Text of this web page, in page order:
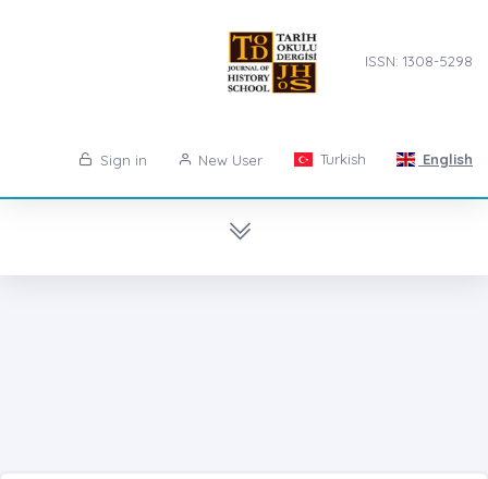
ISSN: 1308-5298
Sign in New User Turkish English